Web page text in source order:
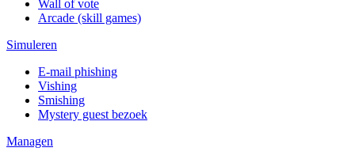
Wall of vote
Arcade (skill games)
Simuleren
E-mail phishing
Vishing
Smishing
Mystery guest bezoek
Managen